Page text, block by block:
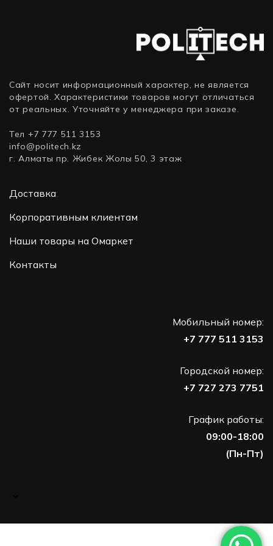
не
вход
Сайт носит информационный характер, не является
офертой. Характеристики товаров могут отличаться
от реальных. Уточняйте у менеджера при заказе.
Тел +7 777 511 3153
info@politech.kz
г. Алматы пр. Жибек Жолы 50, 3 этаж
Доставка
Корпоративным клиентам
Наши товары на Омаркет
Контакты
Мобильный номер:
+7 777 511 3153
Городской номер:
+7 727 273 7751
График работы:
09:00-18:00
(Пн-Пт)